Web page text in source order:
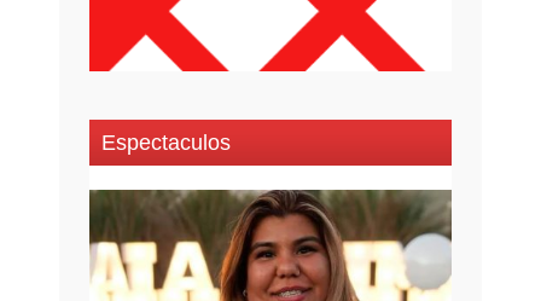
Espectaculos